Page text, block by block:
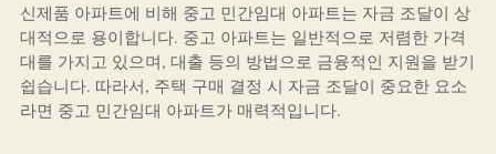
신제품 아파트에 비해 중고 민간임대 아파트는 자금 조달이 상
대적으로 용이합니다. 중고 아파트는 일반적으로 저렴한 가격
대를 가지고 있으며, 대출 등의 방법으로 금융적인 지원을 받기
쉽습니다. 따라서, 주택 구매 결정 시 자금 조달이 중요한 요소
라면 중고 민간임대 아파트가 매력적입니다.